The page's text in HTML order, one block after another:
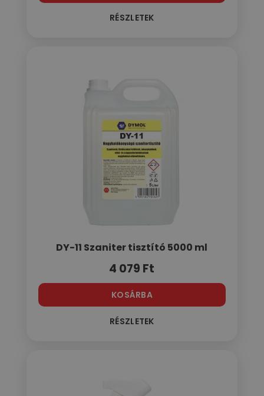
RÉSZLETEK
DY-11 Szaniter tisztító 5000 ml
4 079 Ft
KOSÁRBA
RÉSZLETEK